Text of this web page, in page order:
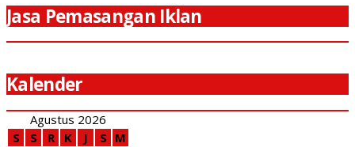
Jasa Pemasangan Iklan
Kalender
Agustus 2026
S
S R K J S M